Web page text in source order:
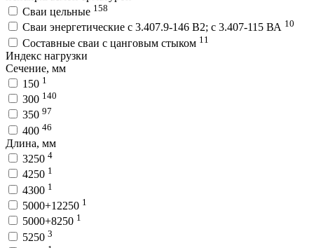
Сваи цельные 158
Сваи энергетические с 3.407.9-146 В2; с 3.407-115 ВА 10
Составные сваи с цанговым стыком 11
Индекс нагрузки
Сечение, мм
150 1
300 140
350 97
400 46
Длина, мм
3250 4
4250 1
4300 1
5000+12250 1
5000+8250 1
5250 3